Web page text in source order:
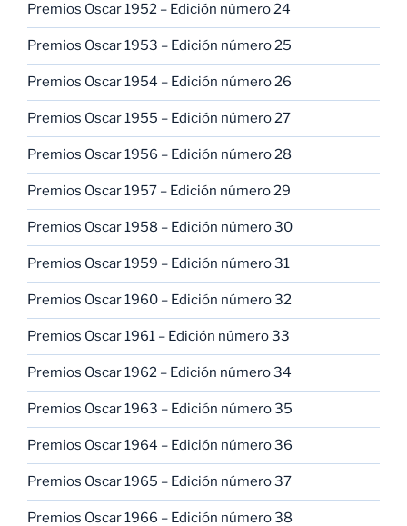
Premios Oscar 1952 – Edición número 24
Premios Oscar 1953 – Edición número 25
Premios Oscar 1954 – Edición número 26
Premios Oscar 1955 – Edición número 27
Premios Oscar 1956 – Edición número 28
Premios Oscar 1957 – Edición número 29
Premios Oscar 1958 – Edición número 30
Premios Oscar 1959 – Edición número 31
Premios Oscar 1960 – Edición número 32
Premios Oscar 1961 – Edición número 33
Premios Oscar 1962 – Edición número 34
Premios Oscar 1963 – Edición número 35
Premios Oscar 1964 – Edición número 36
Premios Oscar 1965 – Edición número 37
Premios Oscar 1966 – Edición número 38